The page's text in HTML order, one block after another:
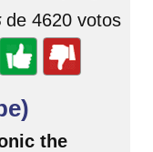
de 4620 votos
the